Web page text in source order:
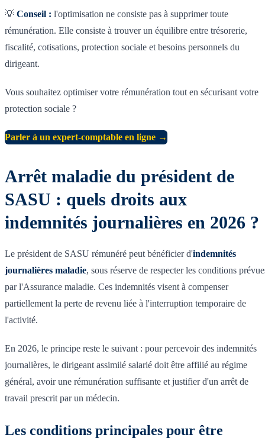
💡 Conseil : l'optimisation ne consiste pas à supprimer toute
rémunération. Elle consiste à trouver un équilibre entre trésorerie,
fiscalité, cotisations, protection sociale et besoins personnels du
dirigeant.
Vous souhaitez optimiser votre rémunération tout en sécurisant votre
protection sociale ?
Parler à un expert-comptable en ligne →
Arrêt maladie du président de
SASU : quels droits aux
indemnités journalières en 2026 ?
Le président de SASU rémunéré peut bénéficier d'indemnités
journalières maladie, sous réserve de respecter les conditions
par l'Assurance maladie. Ces indemnités visent à compenser
partiellement la perte de revenu liée à l'interruption temporaire de
l'activité.
En 2026, le principe reste le suivant : pour percevoir des indemnités
journalières, le dirigeant assimilé salarié doit être affilié au régime
général, avoir une rémunération suffisante et justifier d'un arrêt de
travail prescrit par un médecin.
Les conditions principales pour être